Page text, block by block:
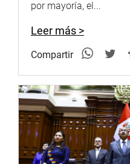
efectos de que el Fondo
impacto a favor de la
los impactos de la
internacionales del
Finalmente, la Moción
favor, 1 en contra y 1
OFICINA DE
por mayoría, el...
Leer más >
Compartir